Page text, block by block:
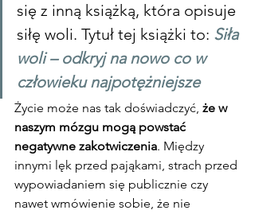
się z inną książką, która opisuje
siłę woli. Tytuł tej książki to: Siła
woli – odkryj na nowo co w
człowieku najpotężniejsze
Życie może nas tak doświadczyć, że w
naszym mózgu mogą powstać
negatywne zakotwiczenia. Między
innymi lęk przed pająkami, strach przed
wypowiadaniem się publicznie czy
nawet wmówienie sobie, że nie